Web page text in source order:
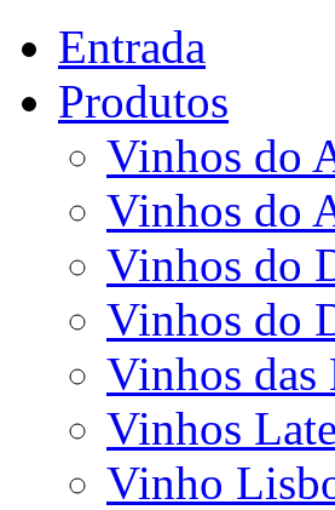
Entrada
Produtos
Vinhos do
Vinhos do
Vinhos do
Vinhos do
Vinhos das
Vinhos
Vinho